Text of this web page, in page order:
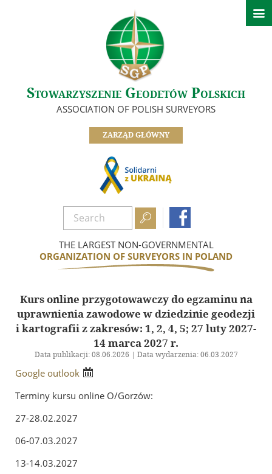
Stowarzyszenie Geodetów Polskich
ASSOCIATION OF POLISH SURVEYORS
ZARZĄD GŁÓWNY
 
THE LARGEST NON-GOVERNMENTAL
ORGANIZATION OF SURVEYORS IN POLAND

News
Main Department Information
Information from SGP affiliates
Important information
About us
Governance
Information from committees, sections, and clubs
Awarded Members
SGP History
Documents
Become a member
Our Links
Geodezyjna Osnowa Pamięci
SGP Evaluators
Supporting members
Trainings and conferences
Competition for the best thesis
Kurs online przygotowawczy do egzaminu na
uprawnienia zawodowe w dziedzinie geodezji
i kartografii z zakresów: 1, 2, 4, 5; 27 luty 2027-
14 marca 2027 r.
Data publikacji: 08.06.2026 | Data wydarzenia: 06.03.2027
Google outlook
Terminy kursu online O/Gorzów:
27-28.02.2027
06-07.03.2027
13-14.03.2027